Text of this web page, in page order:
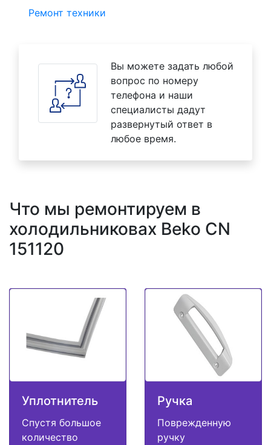
Ремонт техники
Вы можете задать любой
вопрос по номеру
телефона и наши
специалисты дадут
развернутый ответ в
любое время.
Что мы ремонтируем в
холодильниковах Beko CN
151120
Уплотнитель
Спустя большое
количество
Ручка
Поврежденную
ручку